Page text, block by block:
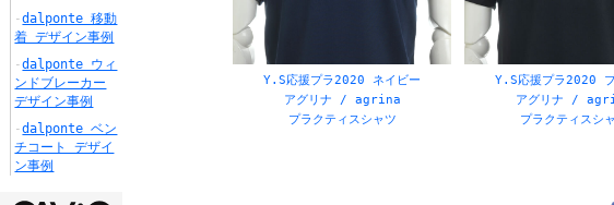
dalponte 移動
着 デザイン事例
dalponte ウィ
ンドブレーカー
デザイン事例
dalponte ベン
チコート デザイ
ン事例
Y.S応援プラ2020 ネイビー
アグリナ / agrina
プラクティスシャツ
Y.S応援プラ2020
アグリナ /
プラクティスシ